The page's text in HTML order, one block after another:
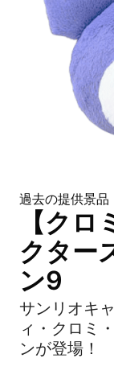
過去の提供景品
【ク
クター
ン9
サンリオキ
ィ・クロミ
ンが登場！